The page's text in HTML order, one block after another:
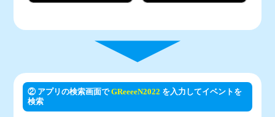
② アプリの検索画面でGReeeeN2022 を入力してイベントを
検索